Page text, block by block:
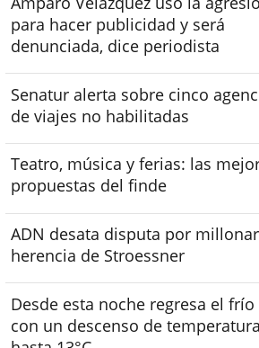
para hacer publicidad y será
denunciada, dice periodista
Senatur alerta sobre cinco
de viajes no habilitadas
Teatro, música y ferias: las
propuestas del finde
ADN desata disputa por
herencia de Stroessner
Desde esta noche regresa el frío
con un descenso de